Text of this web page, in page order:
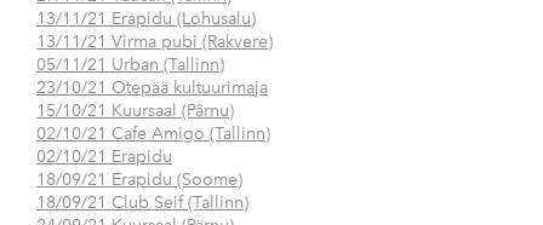
13/11/21 Erapidu (Lohusalu)
13/11/21 Virma pubi (Rakvere)
05/11/21 Urban (Tallinn)
23/10/21 Otepää kultuurimaja
15/10/21 Kuursaal (Pârnu)
02/10/21 Cafe Amigo (Tallinn)
02/10/21 Erapidu
18/09/21 Erapidu (Soome)
18/09/21 Club Seif (Tallinn)